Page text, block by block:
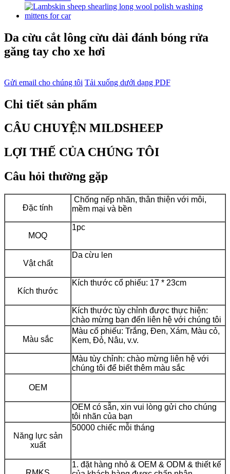
Da cừu cắt lông cừu dài đánh bóng rửa
găng tay cho xe hơi
Gửi email cho chúng tôi Tải xuống dưới dạng PDF
Chi tiết sản phẩm
CÂU CHUYỆN MILDSHEEP
LỢI THẾ CỦA CHÚNG TÔI
Câu hỏi thường gặp
Đặc tính
Chống nếp nhăn, thân thiện với môi,
mềm mại và bền
MOQ
1pc
Vật chất
Da cừu len
Kích thước
Kích thước cổ phiếu: 17 * 23cm
Kích thước tùy chỉnh được thực hiện:
chào mừng bạn đến liên hệ với chúng tôi
Màu sắc
Màu cổ phiếu: Trắng, Đen, Xám, Màu cỏ,
Kem, Đỏ, Nâu, v.v.
Màu tùy chỉnh: chào mừng liên hệ với
chúng tôi để biết thêm màu sắc
OEM
OEM có sẵn, xin vui lòng gửi cho chúng
tôi nhãn của bạn
Năng lực sản
xuất
50000 chiếc mỗi tháng
1. đặt hàng nhỏ & OEM & ODM & thiết kế